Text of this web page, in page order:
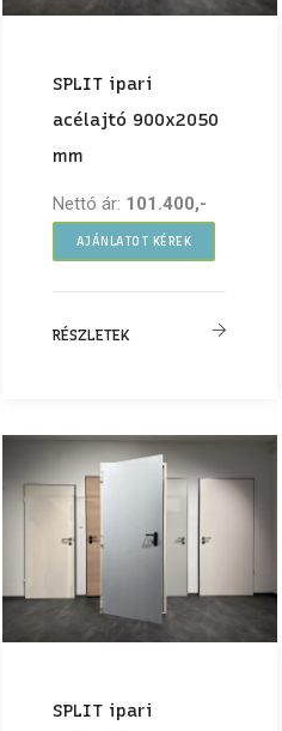
SPLIT ipari
acélajtó 900x2050
mm
Nettó ár: 101.400,-
AJÁNLATOT KÉREK
RÉSZLETEK
SPLIT ipari